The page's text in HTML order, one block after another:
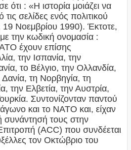
ότι : «Η ιστορία μοιάζει να
σελίδες ενός πολιτικού
19 Νοεμβρίου 1990). Έκτοτε,
με την κωδική ονομασία :
έχουν επίσης
την Ισπανία, την
το Βέλγιο, την Ολλανδία,
τη Νορβηγία, τη
την Ελβετία, την Αυστρία,
Συντονίζονταν παντού
και το ΝΑΤΟ και, είχαν
συνάντησή τους στην
(ACC) που συνδέεται
τον Οκτώβριο του